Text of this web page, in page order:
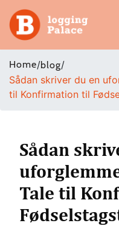
Adventure
Business
Health
Insurance
Shopping
Home/blog/
Sådan skriver du en
til Konfirmation til
Sådan
Tale til